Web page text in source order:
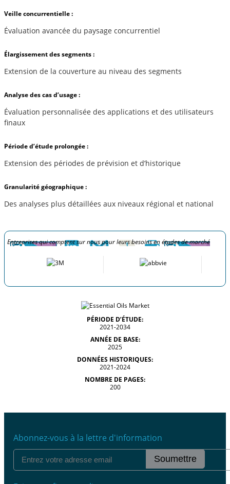
Veille concurrentielle :
Évaluation avancée du paysage concurrentiel
Élargissement des segments :
Extension de la couverture au niveau des segments
Analyse des cas d’usage :
Évaluation personnalisée des applications et des utilisateurs
finaux
Période d’étude prolongée :
Extension des périodes de prévision et d’historique
Granularité géographique :
Des analyses plus détaillées aux niveaux régional et national
Entreprises qui comptent sur nous pour leurs besoins en études de marché
PÉRIODE D’ÉTUDE:
2021-2034
ANNÉE DE BASE:
2025
DONNÉES HISTORIQUES:
2021-2024
NOMBRE DE PAGES:
200
Abonnez-vous à la lettre d'information
Soumettre